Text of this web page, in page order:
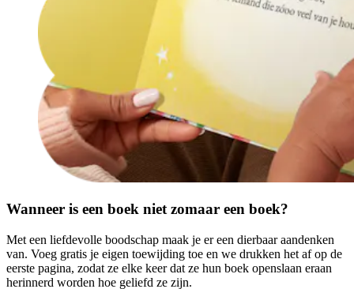
Wanneer is een boek niet zomaar een boek?
Met een liefdevolle boodschap maak je er een dierbaar aandenken
van. Voeg gratis je eigen toewijding toe en we drukken het af op de
eerste pagina, zodat ze elke keer dat ze hun boek openslaan eraan
herinnerd worden hoe geliefd ze zijn.